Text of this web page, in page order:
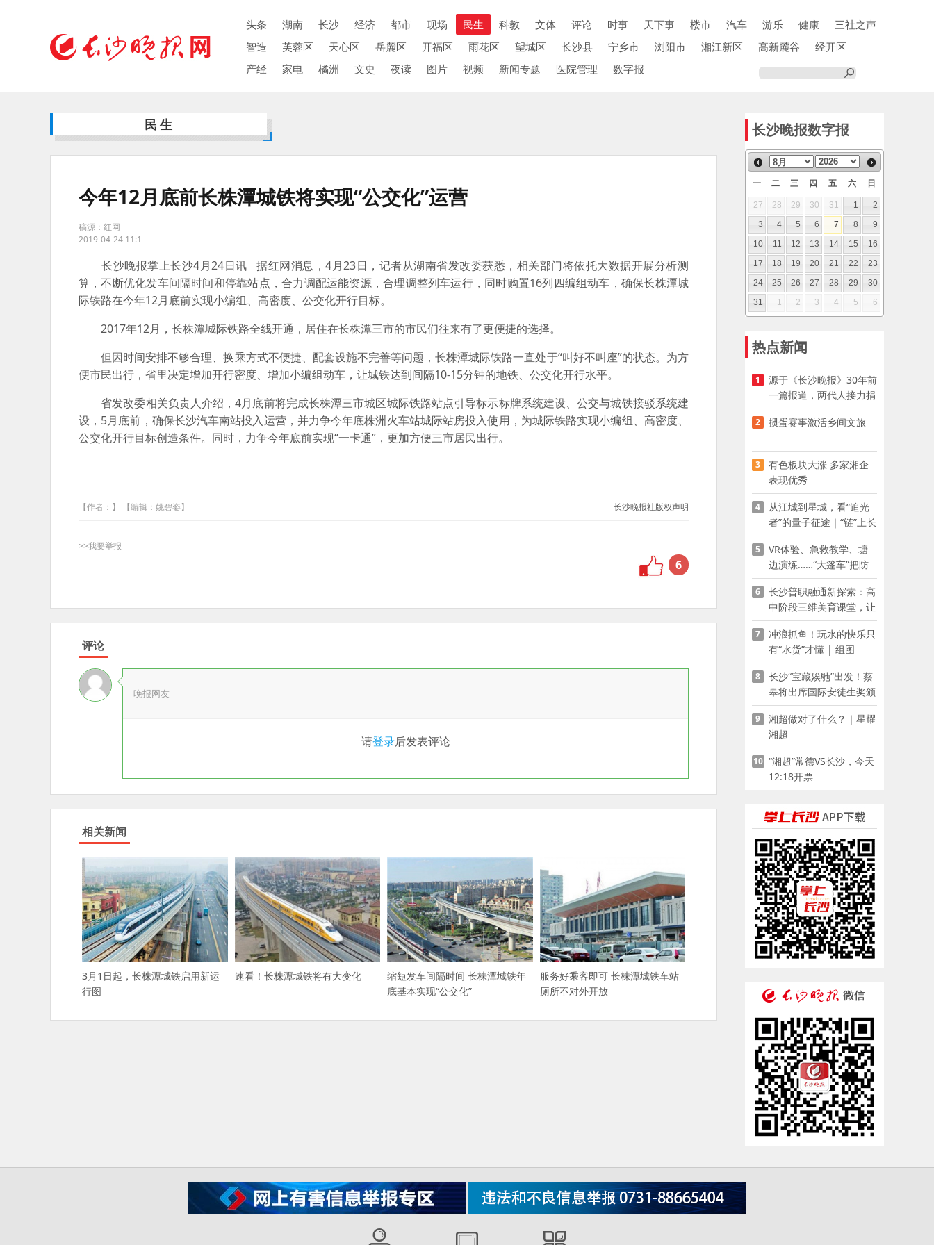
头条 湖南 长沙 经济 都市 现场 民生 科教 文体 评论 时事 天下事 楼市 汽车 游乐 健康
三社之声
智造
芙蓉区 天心区 岳麓区 开福区 雨花区 望城区 长沙县 宁乡市 浏阳市 湘江新区 高新麓谷
经开区
产经
家电 橘洲 文史 夜读 图片 视频 新闻专题 医院管理 数字报
民生
今年12月底前长株潭城铁将实现“公交化”运营
稿源：红网
2019-04-24 11:1
长沙晚报掌上长沙4月24日讯 据红网消息，4月23日，记者从湖南省发改委获悉，相关部门将依托大数据开展分析测
算，不断优化发车间隔时间和停靠站点，合力调配运能资源，合理调整列车运行，同时购置16列四编组动车，确保长株潭城
际铁路在今年12月底前实现小编组、高密度、公交化开行目标。
2017年12月，长株潭城际铁路全线开通，居住在长株潭三市的市民们往来有了更便捷的选择。
但因时间安排不够合理、换乘方式不便捷、配套设施不完善等问题，长株潭城际铁路一直处于“叫好不叫座”的状态。为方
便市民出行，省里决定增加开行密度、增加小编组动车，让城铁达到间隔10-15分钟的地铁、公交化开行水平。
省发改委相关负责人介绍，4月底前将完成长株潭三市城区城际铁路站点引导标示标牌系统建设、公交与城铁接驳系统建
设，5月底前，确保长沙汽车南站投入运营，并力争今年底株洲火车站城际站房投入使用，为城际铁路实现小编组、高密度、
公交化开行目标创造条件。同时，力争今年底前实现“一卡通”，更加方便三市居民出行。
【作者：】 【编辑：姚碧姿】 长沙晚报社版权声明
>>我要举报
6
评论
晚报网友
请登录后发表评论
相关新闻
3月1日起，长株潭城铁启用新运
行图
速看！长株潭城铁将有大变化
缩短发车间隔时间 长株潭城铁年
底基本实现“公交化”
服务好乘客即可 长株潭城铁车站
厕所不对外开放
长沙晚报数字报
一 二 三 四 五 六 日
27 28 29 30 31 1
2
3
4 5 6 7 8
9
10
11 12 13 14 15
16
17
18 19 20 21 22
23
24
25 26 27 28 29
30
31
1 2 3 4 5 6
热点新闻
1
源于《长沙晚报》30年前
一篇报道，两代人接力捐
资助学
2 掼蛋赛事激活乡间文旅
3
有色板块大涨 多家湘企
表现优秀
4
从江城到星城，看“追光
者”的量子征途｜“链”上长
沙 “才”够硬核
5
VR体验、急救教学、塘
边演练……“大篷车”把防
溺水课堂搬到乡村青少年
家门口
6
长沙普职融通新探索：高
中阶段三维美育课堂，让
少年向美而生
7
冲浪抓鱼！玩水的快乐只
有“水货”才懂 | 组图
8
长沙“宝藏娭毑”出发！蔡
皋将出席国际安徒生奖颁
奖典礼并领奖
9
湘超做对了什么？｜星耀
湘超
10 “湘超”常德VS长沙，今天
12:18开票